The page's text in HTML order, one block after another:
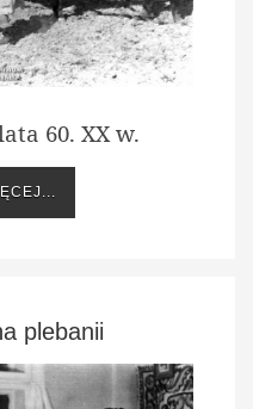
60. XX w.
plebanii